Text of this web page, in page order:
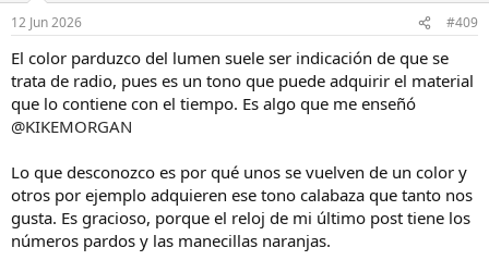
n
e
s
12 Jun 2026 #409
El color parduzco del lumen suele ser indicación de que se
trata de radio, pues es un tono que puede adquirir el material
que lo contiene con el tiempo. Es algo que me enseñó
@KIKEMORGAN
Lo que desconozco es por qué unos se vuelven de un color y
otros por ejemplo adquieren ese tono calabaza que tanto nos
gusta. Es gracioso, porque el reloj de mi último post tiene los
números pardos y las manecillas naranjas.